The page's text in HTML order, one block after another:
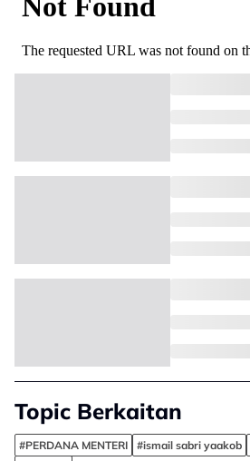
Topic Berkaitan
#PERDANA MENTERI #ismail sabri yaakob